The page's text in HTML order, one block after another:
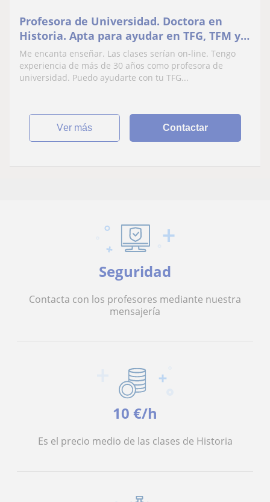
Profesora de Universidad. Doctora en
Historia. Apta para ayudar en TFG, TFM y
doctorado
Me encanta enseñar. Las clases serían on-line. Tengo
experiencia de más de 30 años como profesora de
universidad. Puedo ayudarte con tu TFG...
ver más Contactar
Seguridad
Contacta con los profesores mediante nuestra
mensajería
10 €/h
Es el precio medio de las clases de Historia